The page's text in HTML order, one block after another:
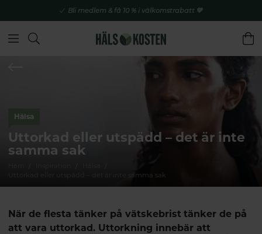
Bli medlem & få 10 % i välkomstrabatt 💚
Hälsa
Uttorkad eller utspädd – det är inte
samma sak
Uttorkad eller utspädd – det är inte samma sak
När de flesta tänker på vätskebrist tänker de på
att vara uttorkad. Uttorkning innebär att